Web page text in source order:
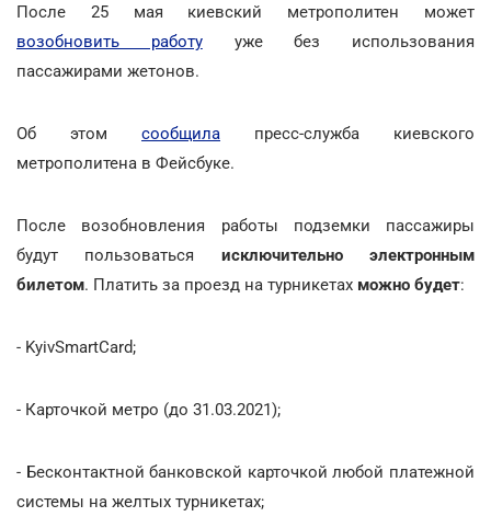
После 25 мая киевский метрополитен может
возобновить работууже без использования
пассажирами жетонов.
Об этом сообщила пресс-служба киевского
метрополитена в Фейсбуке.
После возобновления работы подземки пассажиры
будут пользоваться исключительно электронным
билетом. Платить за проезд на турникетах можно будет:
- KyivSmartCard;
- Карточкой метро (до 31.03.2021);
- Бесконтактной банковской карточкой любой платежной
системы на желтых турникетах;